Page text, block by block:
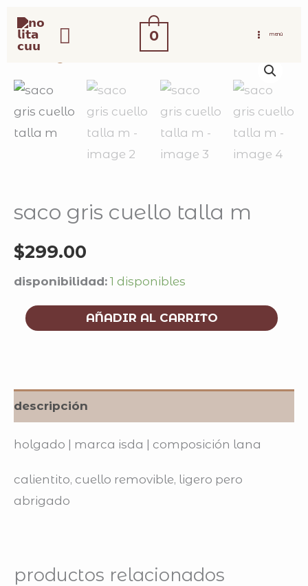
contenido
buscar 0 MENÚ
saco gris cuello talla m
$299.00
disponibilidad: 1 disponibles
gris
talla
AÑADIR AL CARRITO
descripción
holgado | marca isda | composición lana
calientito, cuello removible, ligero pero
abrigado
productos relacionados